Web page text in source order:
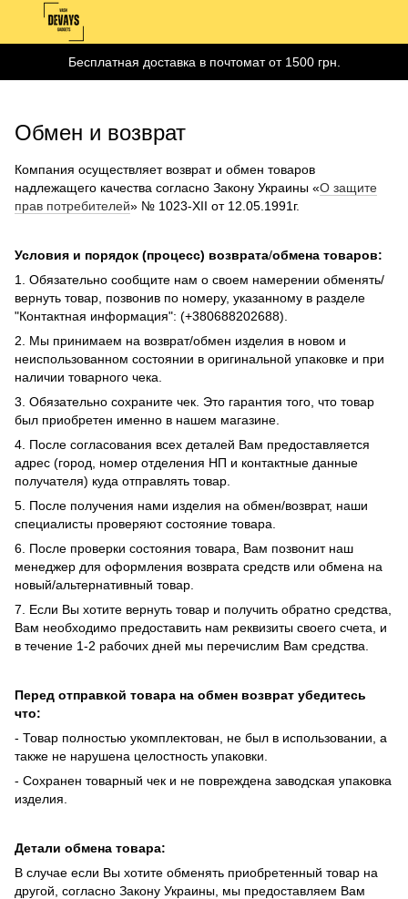
Бесплатная доставка в почтомат от 1500 грн.
Обмен и возврат
Компания осуществляет возврат и обмен товаров
надлежащего качества согласно Закону Украины «О защите
прав потребителей» № 1023-XII от 12.05.1991г.
Условия и порядок (процесс) возврата/обмена товаров:
1. Обязательно сообщите нам о своем намерении обменять/
вернуть товар, позвонив по номеру, указанному в разделе
"Контактная информация": (+380688202688).
2. Мы принимаем на возврат/обмен изделия в новом и
неиспользованном состоянии в оригинальной упаковке и при
наличии товарного чека.
3. Обязательно сохраните чек. Это гарантия того, что товар
был приобретен именно в нашем магазине.
4. После согласования всех деталей Вам предоставляется
адрес (город, номер отделения НП и контактные данные
получателя) куда отправлять товар.
5. После получения нами изделия на обмен/возврат, наши
специалисты проверяют состояние товара.
6. После проверки состояния товара, Вам позвонит наш
менеджер для оформления возврата средств или обмена на
новый/альтернативный товар.
7. Если Вы хотите вернуть товар и получить обратно средства,
Вам необходимо предоставить нам реквизиты своего счета, и
в течение 1-2 рабочих дней мы перечислим Вам средства.
Перед отправкой товара на обмен возврат убедитесь
что:
- Товар полностью укомплектован, не был в использовании, а
также не нарушена целостность упаковки.
- Сохранен товарный чек и не повреждена заводская упаковка
изделия.
Детали обмена товара:
В случае если Вы хотите обменять приобретенный товар на
другой, согласно Закону Украины, мы предоставляем Вам